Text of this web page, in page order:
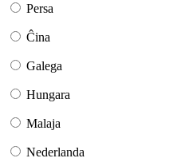
Persa
Ĉina
Galega
Hungara
Malaja
Nederlanda